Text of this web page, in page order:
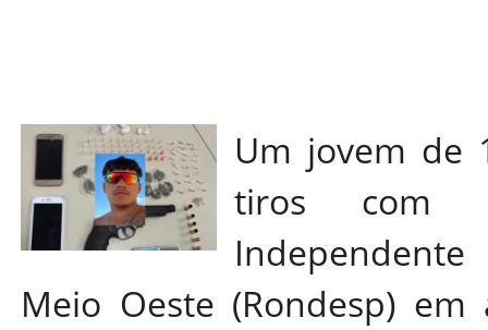
Um jovem de
tiros com
Meio Oeste (Rondesp)